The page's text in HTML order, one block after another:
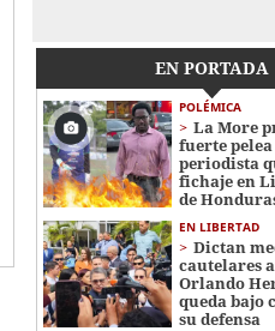
EN PORTADA
POLÉMICA
La More
fuerte
periodista
fichaje en
de
EN LIBERTAD
Dictan
cautelares
Orlando
queda bajo
su defensa